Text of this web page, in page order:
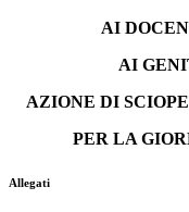
AI
AI
AZIONE DI
PER LA
Allegati